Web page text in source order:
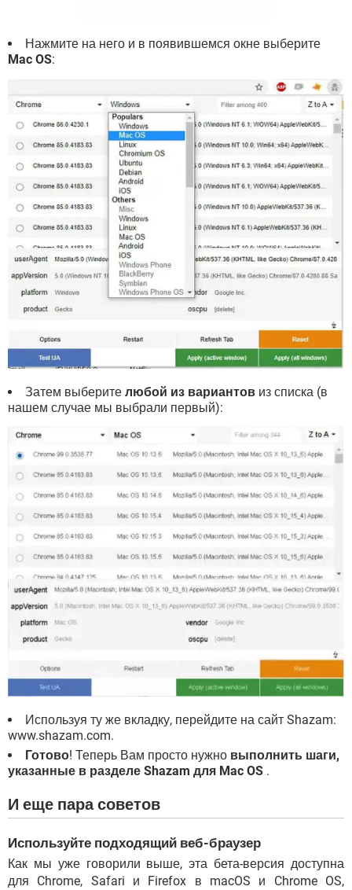
Нажмите на него и в появившемся окне выберите
Mac OS:
Затем выберите любой из вариантов из списка (в
нашем случае мы выбрали первый):
Используя ту же вкладку, перейдите на сайт Shazam:
www.shazam.com.
Готово! Теперь Вам просто нужно выполнить шаги,
указанные в разделе Shazam для Mac OS .
И еще пара советов
Используйте подходящий веб-браузер
Как мы уже говорили выше, эта бета-версия доступна
для Chrome, Safari и Firefox в macOS и Chrome OS,